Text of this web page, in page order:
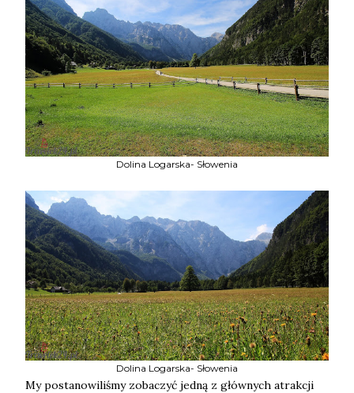
Dolina Logarska- Słowenia
Dolina Logarska- Słowenia
My postanowiliśmy zobaczyć jedną z głównych atrakcji